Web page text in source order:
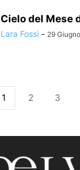
Cielo del Mese
Lara Fossi - 29
1 2 3